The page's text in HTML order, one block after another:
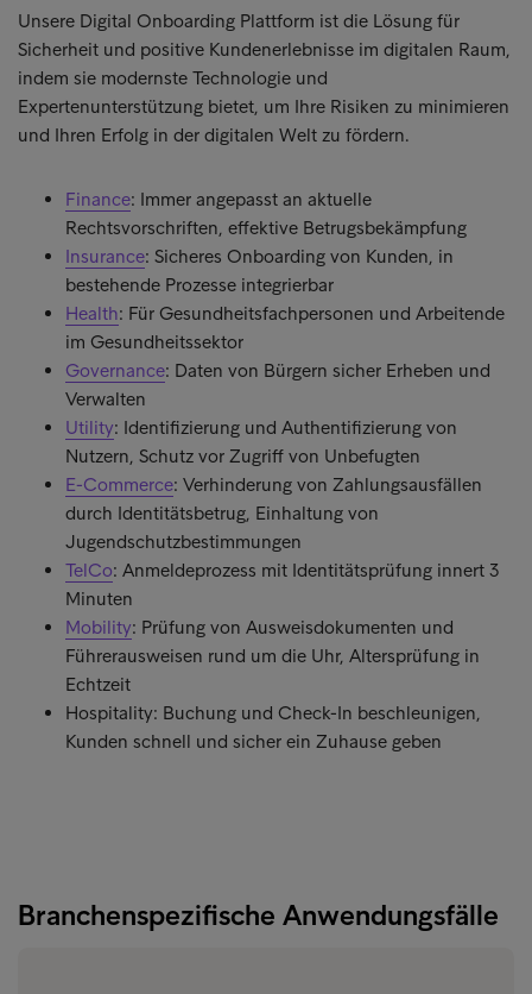
Unsere Digital Onboarding Plattform ist die Lösung für
Sicherheit und positive Kundenerlebnisse im digitalen Raum,
indem sie modernste Technologie und
Expertenunterstützung bietet, um Ihre Risiken zu minimieren
und Ihren Erfolg in der digitalen Welt zu fördern.
Finance: Immer angepasst an aktuelle
Rechtsvorschriften, effektive Betrugsbekämpfung
Insurance: Sicheres Onboarding von Kunden, in
bestehende Prozesse integrierbar
Health: Für Gesundheitsfachpersonen und Arbeitende
im Gesundheitssektor
Governance: Daten von Bürgern sicher Erheben und
Verwalten
Utility: Identifizierung und Authentifizierung von
Nutzern, Schutz vor Zugriff von Unbefugten
E-Commerce: Verhinderung von Zahlungsausfällen
durch Identitätsbetrug, Einhaltung von
Jugendschutzbestimmungen
TelCo: Anmeldeprozess mit Identitätsprüfung innert 3
Minuten
Mobility: Prüfung von Ausweisdokumenten und
Führerausweisen rund um die Uhr, Altersprüfung in
Echtzeit
Hospitality: Buchung und Check-In beschleunigen,
Kunden schnell und sicher ein Zuhause geben
Branchenspezifische Anwendungsfälle